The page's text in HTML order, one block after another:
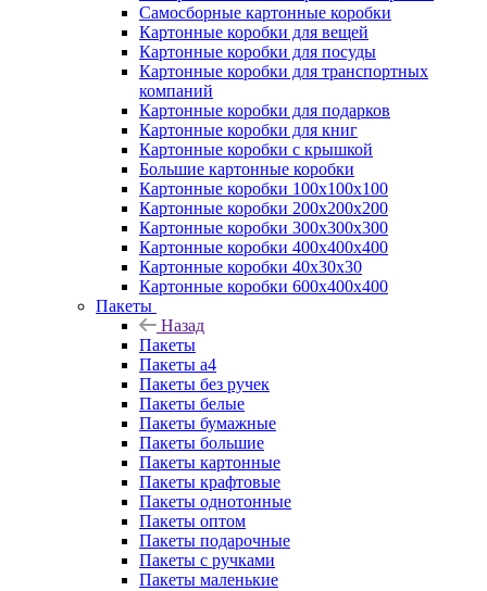
Самосборные картонные коробки
Картонные коробки для вещей
Картонные коробки для посуды
Картонные коробки для транспортных
компаний
Картонные коробки для подарков
Картонные коробки для книг
Картонные коробки с крышкой
Большие картонные коробки
Картонные коробки 100x100x100
Картонные коробки 200x200x200
Картонные коробки 300x300x300
Картонные коробки 400x400x400
Картонные коробки 40x30x30
Картонные коробки 600x400x400
Пакеты
Назад
Пакеты
Пакеты а4
Пакеты без ручек
Пакеты белые
Пакеты бумажные
Пакеты большие
Пакеты картонные
Пакеты крафтовые
Пакеты однотонные
Пакеты оптом
Пакеты подарочные
Пакеты с ручками
Пакеты маленькие